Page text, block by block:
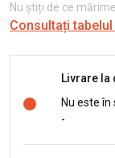
Nu știți de ce
Consultați
Livrare
Nu este în
-